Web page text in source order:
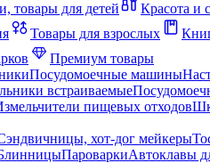
товары для детей Красота и
Товары для взрослых
Премиум товары
Посудомоечные машины
встраиваемые
пищевых отходов
хот-дог мейкеры
ПароваркиАвтоклавы